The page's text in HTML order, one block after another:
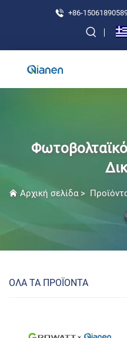
+86-
Αρχική σελίδα>
ΟΛΑ ΤΑ ΠΡΟΪΟΝΤΑ